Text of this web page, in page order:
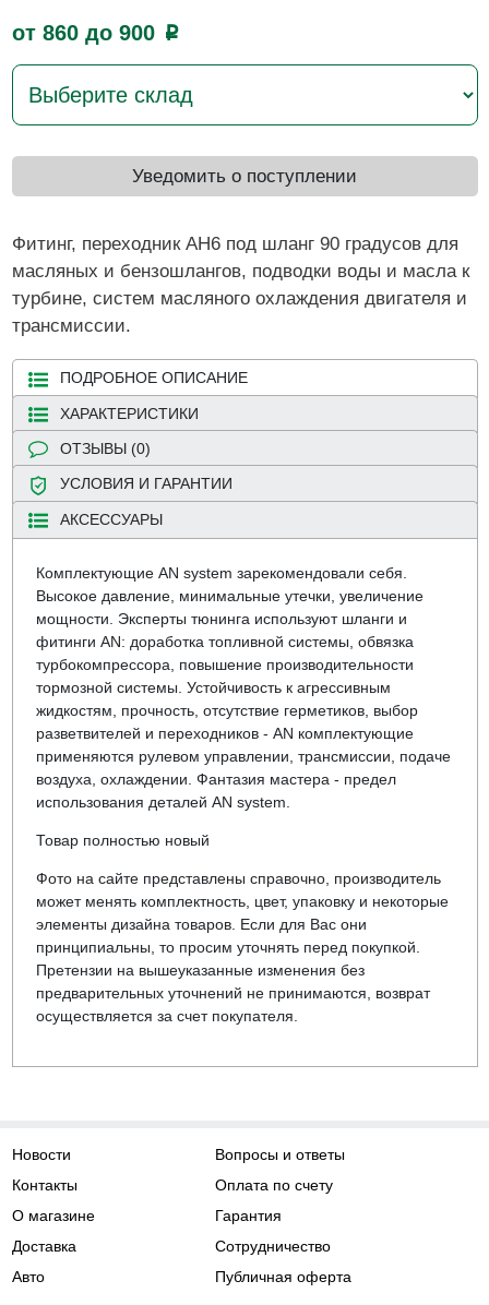
от 860 до 900 p
Уведомить о поступлении
Фитинг, переходник АН6 под шланг 90 градусов для
масляных и бензошлангов, подводки воды и масла к
турбине, систем масляного охлаждения двигателя и
трансмиссии.
ПОДРОБНОЕ ОПИСАНИЕ
ХАРАКТЕРИСТИКИ
ОТЗЫВЫ (0)
УСЛОВИЯ И ГАРАНТИИ
АКСЕССУАРЫ
Комплектующие AN system зарекомендовали себя.
Высокое давление, минимальные утечки, увеличение
мощности. Эксперты тюнинга используют шланги и
фитинги AN: доработка топливной системы, обвязка
турбокомпрессора, повышение производительности
тормозной системы. Устойчивость к агрессивным
жидкостям, прочность, отсутствие герметиков, выбор
разветвителей и переходников - AN комплектующие
применяются рулевом управлении, трансмиссии, подаче
воздуха, охлаждении. Фантазия мастера - предел
использования деталей AN system.
Товар полностью новый
Фото на сайте представлены справочно, производитель
может менять комплектность, цвет, упаковку и некоторые
элементы дизайна товаров. Если для Вас они
принципиальны, то просим уточнять перед покупкой.
Претензии на вышеуказанные изменения без
предварительных уточнений не принимаются, возврат
осуществляется за счет покупателя.
Новости
Контакты
О магазине
Доставка
Авто
Вопросы и ответы
Оплата по счету
Гарантия
Сотрудничество
Публичная оферта